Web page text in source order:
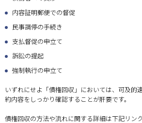
内容証明郵便での督促
民事調停の手続き
支払督促の申立て
訴訟の提起
強制執行の申立て
いずれにせよ「債権回収」においては、可及的
約内容をしっかり確認することが肝要です。
債権回収の方法や流れに関する詳細は下記リン